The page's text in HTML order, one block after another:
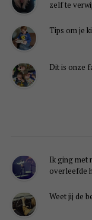
zelf te
Tips om je
Dit is onze
Ik ging met
overleefde
Weet jij de